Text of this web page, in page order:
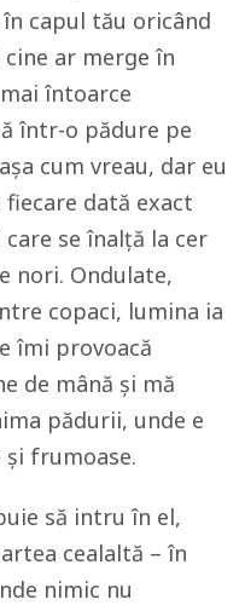
capul tău oricând
ar merge în
întoarce
într-o pădure pe
cum vreau, dar eu
fiecare dată exact
se înalță la cer
nori. Ondulate,
copaci, lumina ia
îmi provoacă
de mână și mă
pădurii, unde e
și frumoase.
să intru în el,
cealaltă – în
nimic nu